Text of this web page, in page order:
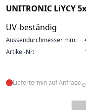
UNITRONIC LiYCY
UV-beständig
Aussendurchmesser mm:
Artikel-Nr:
Liefertermin auf Anfrage